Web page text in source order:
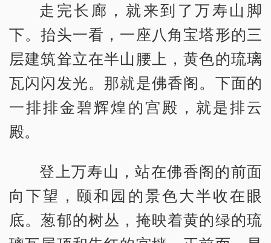
走完长廊，就来到了万寿山脚
下。抬头一看，一座八角宝塔形的三
层建筑耸立在半山腰上，黄色的琉璃
瓦闪闪发光。那就是佛香阁。下面的
一排排金碧辉煌的宫殿，就是排云
殿。
登上万寿山，站在佛香阁的前面
向下望，颐和园的景色大半收在眼
底。葱郁的树丛，掩映着黄的绿的琉